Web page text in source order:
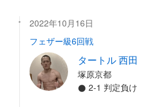
2022年10月16日
フェザー級6回戦
タートル 西田
塚原京都
2-1 判定負け